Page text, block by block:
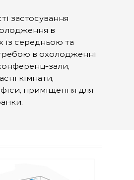
застосування
в
із середньою та
в охолодженні
зали,
кімнати,
приміщення для